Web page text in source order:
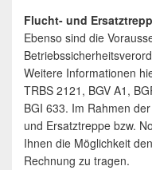
Flucht- und
Ebenso sind die
Weitere Informationen
TRBS 2121, BGV A1,
BGI 633. Im Rahmen
und Ersatztreppe bzw.
Ihnen die Möglichkeit
Rechnung zu tragen.